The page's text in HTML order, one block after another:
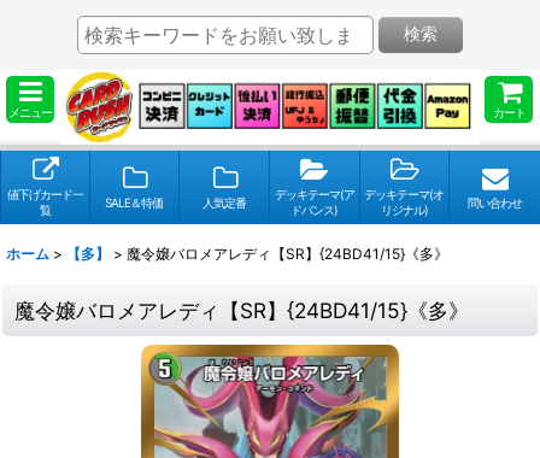
メニュー カート
検索
値下げカード一
覧
SALE＆特価 人気定番
デッキテーマ(ア
ドバンス)
デッキテーマ(オ
リジナル)
問い合わせ
ホーム > 【多】 > 魔令嬢バロメアレディ【SR】{24BD41/15}《多》
魔令嬢バロメアレディ【SR】{24BD41/15}《多》